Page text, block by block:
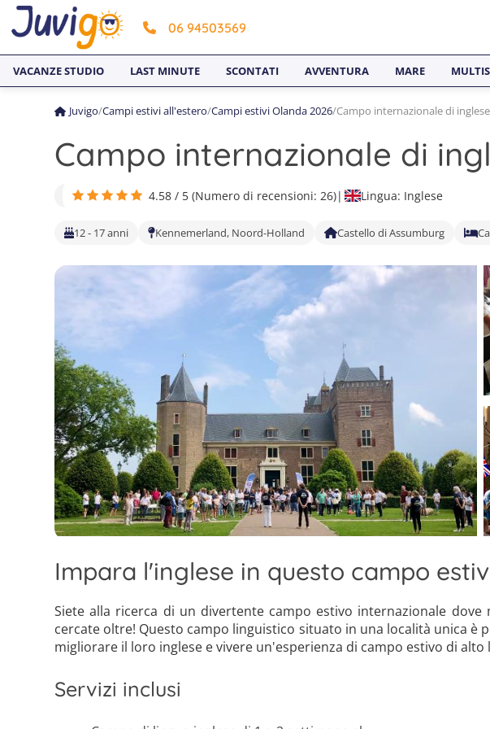
06 94503569
VACANZE STUDIO LAST MINUTE SCONTATI AVVENTURA MARE
Juvigo/Campi estivi all'estero/Campi estivi Olanda 2026/Campo internazionale di
Campo internazionale di
4.58 / 5 (Numero di recensioni: 26)| Lingua: Inglese
12 - 17 anni Kennemerland, Noord-Holland Castello di Assumburg
Impara l'inglese in questo campo
Siete alla ricerca di un divertente campo estivo internazionale dove
cercate oltre! Questo campo linguistico situato in una località unica è
migliorare il loro inglese e vivere un'esperienza di campo estivo di alto
Servizi inclusi